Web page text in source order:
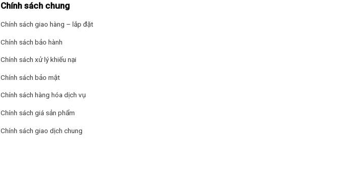
Chính sách chung
Chính sách giao hàng – lắp đặt
Chính sách bảo hành
Chính sách xử lý khiếu nại
Chính sách bảo mật
Chính sách hàng hóa dịch vụ
Chính sách giá sản phẩm
Chính sách giao dịch chung